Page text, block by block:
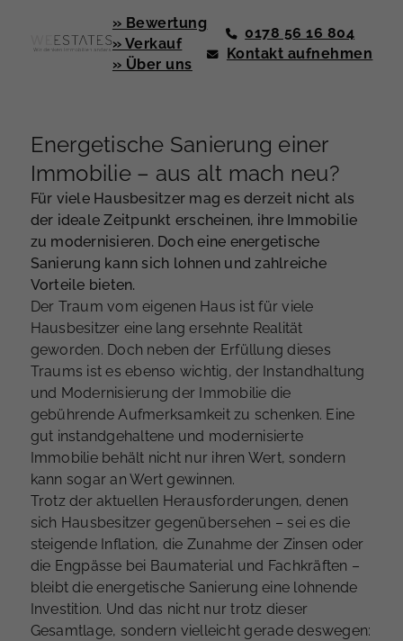
» Bewertung
» Verkauf
» Über uns
0178 56 16 804
Kontakt aufnehmen
Energetische Sanierung einer
Immobilie – aus alt mach neu?
Für viele Hausbesitzer mag es derzeit nicht als
der ideale Zeitpunkt erscheinen, ihre Immobilie
zu modernisieren. Doch eine energetische
Sanierung kann sich lohnen und zahlreiche
Vorteile bieten.
Der Traum vom eigenen Haus ist für viele
Hausbesitzer eine lang ersehnte Realität
geworden. Doch neben der Erfüllung dieses
Traums ist es ebenso wichtig, der Instandhaltung
und Modernisierung der Immobilie die
gebührende Aufmerksamkeit zu schenken. Eine
gut instandgehaltene und modernisierte
Immobilie behält nicht nur ihren Wert, sondern
kann sogar an Wert gewinnen.
Trotz der aktuellen Herausforderungen, denen
sich Hausbesitzer gegenübersehen – sei es die
steigende Inflation, die Zunahme der Zinsen oder
die Engpässe bei Baumaterial und Fachkräften –
bleibt die energetische Sanierung eine lohnende
Investition. Und das nicht nur trotz dieser
Gesamtlage, sondern vielleicht gerade deswegen: